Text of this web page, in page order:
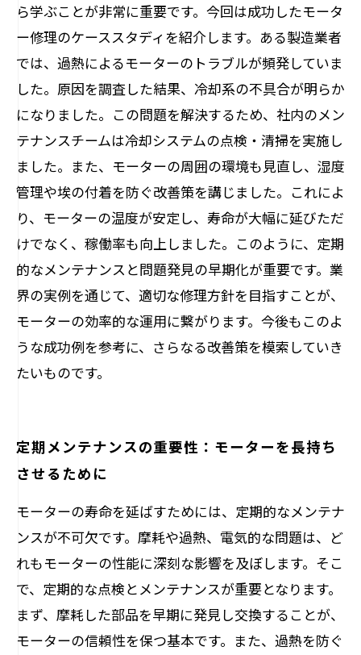
ら学ぶことが非常に重要です。今回は成功したモータ
ー修理のケーススタディを紹介します。ある製造業者
では、過熱によるモーターのトラブルが頻発していま
した。原因を調査した結果、冷却系の不具合が明らか
になりました。この問題を解決するため、社内のメン
テナンスチームは冷却システムの点検・清掃を実施し
ました。また、モーターの周囲の環境も見直し、湿度
管理や埃の付着を防ぐ改善策を講じました。これによ
り、モーターの温度が安定し、寿命が大幅に延びただ
けでなく、稼働率も向上しました。このように、定期
的なメンテナンスと問題発見の早期化が重要です。業
界の実例を通じて、適切な修理方針を目指すことが、
モーターの効率的な運用に繋がります。今後もこのよ
うな成功例を参考に、さらなる改善策を模索していき
たいものです。
定期メンテナンスの重要性：モーターを長持ち
させるために
モーターの寿命を延ばすためには、定期的なメンテナ
ンスが不可欠です。摩耗や過熱、電気的な問題は、ど
れもモーターの性能に深刻な影響を及ぼします。そこ
で、定期的な点検とメンテナンスが重要となります。
まず、摩耗した部品を早期に発見し交換することが、
モーターの信頼性を保つ基本です。また、過熱を防ぐ